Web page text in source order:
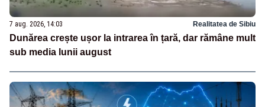
7 aug. 2026, 14:03 Realitatea de Sibiu
Dunărea crește ușor la intrarea în țară, dar rămâne mult
sub media lunii august